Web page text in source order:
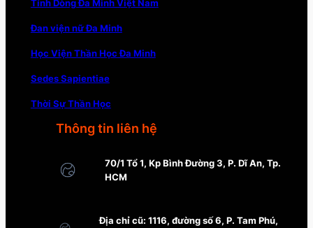
Tỉnh Dòng Đa Minh Việt Nam
Đan viện nữ Đa Minh
Học Viện Thần Học Đa Minh
Sedes Sapientiae
Thời Sự Thần Học
Thông tin liên hệ
70/1 Tổ 1, Kp Bình Đường 3, P. Dĩ An, Tp.
HCM
Địa chỉ cũ: 1116, đường số 6, P. Tam Phú,